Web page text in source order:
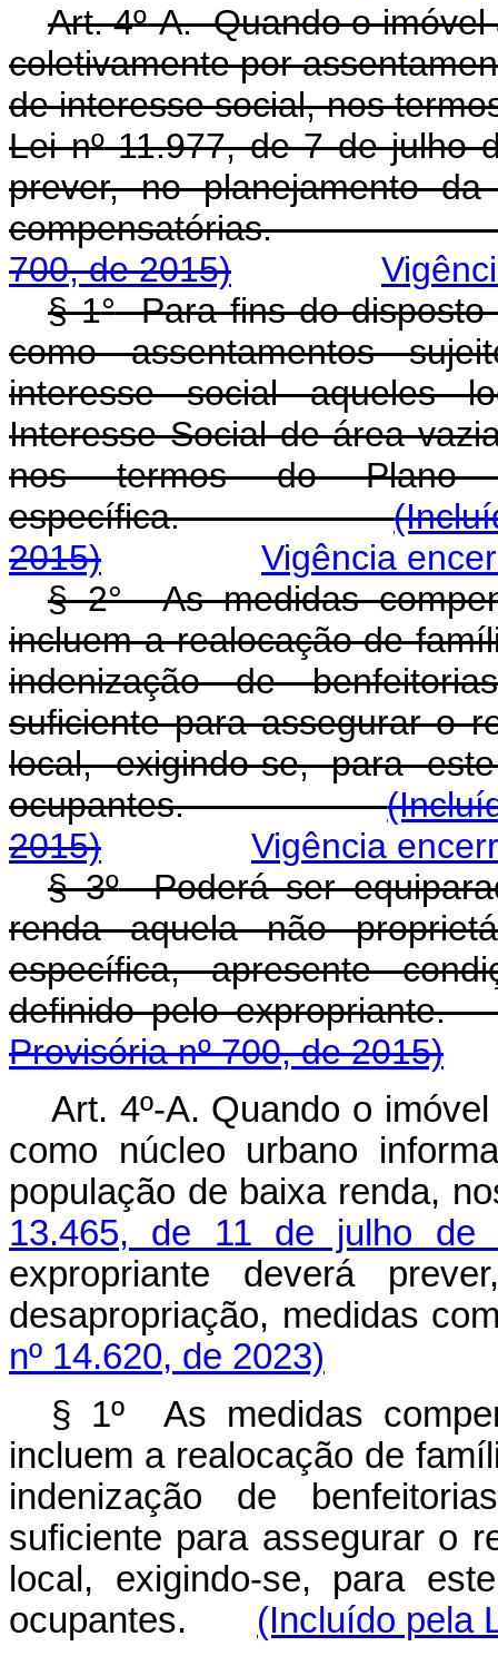
Art. 4º-A. Quando o imóvel
coletivamente por
de interesse social, nos
Lei nº11.977, de 7 de julho
prever, no planejamento
700, de 2015)
§ 1°Para fins do
como assentamentos
interesse social aqueles
Interesse Social de área
nos termos do Plano
específica.
2015)
Vigência
§ 2°As medidas
incluem a realocação de
indenização de
suficiente para assegurar o
local, exigindo-se, para
ocupantes.
2015)
Vigência
§ 3ºPoderá ser
renda aquela não
específica, apresente
definido pelo
Provisória nº 700, de 2015)
Art. 4º-A. Quando o
como núcleo urbano
população de baixa renda,
13.465, de 11 de julho de
expropriante deverá
desapropriação, medidas
nº 14.620, de 2023)
§ 1º As medidas
incluem a realocação de
indenização de
suficiente para assegurar o
local, exigindo-se, para
ocupantes. (Incluído pela